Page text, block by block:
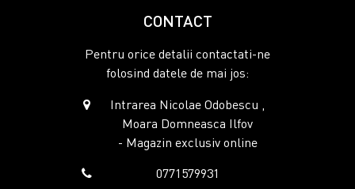
CONTACT
Pentru orice detalii contactati-ne
folosind datele de mai jos:
Intrarea Nicolae Odobescu ,
Moara Domneasca Ilfov
- Magazin exclusiv online
0771579931